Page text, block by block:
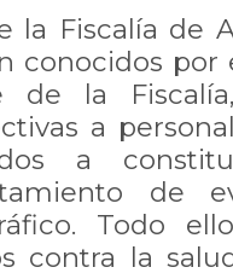
la Fiscalía de
conocidos por
de la
a
a
de
Todo
contra la